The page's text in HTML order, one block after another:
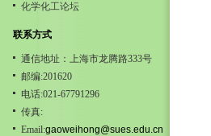
化学化工论坛
联系方式
通信地址：上海市龙腾路333号
邮编:201620
电话:021-67791296
传真:
Email:gaoweihong@sues.edu.cn